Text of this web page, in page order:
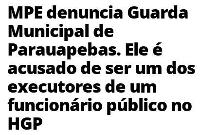
MPE denuncia Guarda
Municipal de
Parauapebas. Ele é
acusado de ser um dos
executores de um
funcionário público no
HGP